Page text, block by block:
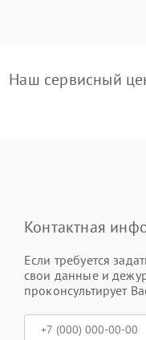
Наш сервисный
Контактная
Если требуется
свои данные и
проконсультирует